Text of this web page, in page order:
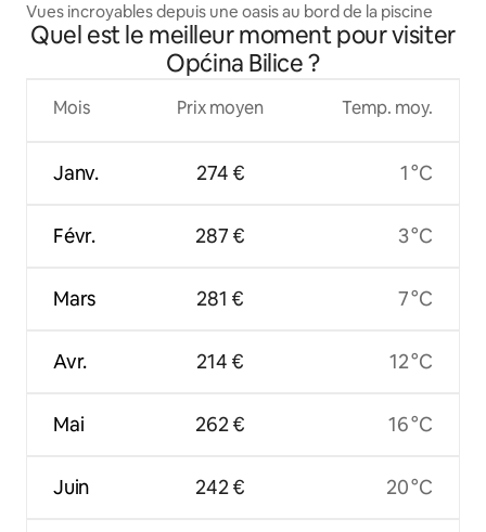
Vues incroyables depuis une oasis au bord de la piscine
Quel est le meilleur moment pour visiter
Općina Bilice ?
Mois
Janv.
Févr.
Mars
Avr.
Mai
Juin
Prix moyen
274 €
287 €
281 €
214 €
262 €
242 €
Temp. moy.
1 °C
3 °C
7 °C
12 °C
16 °C
20 °C